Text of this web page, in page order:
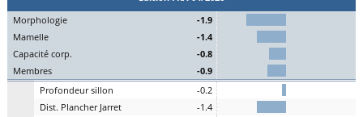
Morphologie
-1.9
Mamelle
-1.4
Capacité corp.
-0.8
Membres -0.9
Profondeursillon
-0.2
Dist. Plancher Jarret
-1.4